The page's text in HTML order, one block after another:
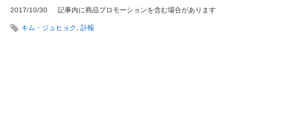
2017/10/30 記事内に商品プロモーションを含む場合があります
キム・ジュヒョク 訃報